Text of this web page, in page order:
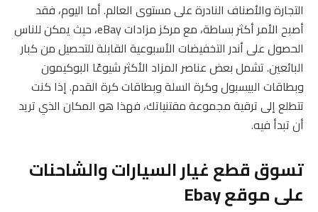
التجارة والأصناف النادرة على مستوى العالم. أما اليوم، فقد
أصبح الأمر أكثر بساطة، مع مركز مزادات eBay، حيث يمكن للناس
الحصول على أندر التخفيضات الأسبوعية القابلة للتحصيل من كبار
البائعين. تشمل بعض عناصر المزاد الأكثر شيوعًا البوكيمون
وبطاقات البيسبول وكرة السلة وبطاقات كرة القدم. إذا كنت
تتطلع إلى ترقية مجموعة مقتنياتك، فهذا هو المكان الذي تريد
أن تبدأ فيه.
تسوق قطع غيار السيارات والشاحنات
على موقع Ebay